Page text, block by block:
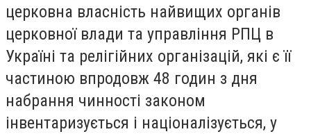
церковна власність найвищих органів
церковної влади та управління РПЦ в
Україні та релігійних організацій, які є її
частиною впродовж 48 годин з дня
набрання чинності законом
інвентаризується і націоналізується, у